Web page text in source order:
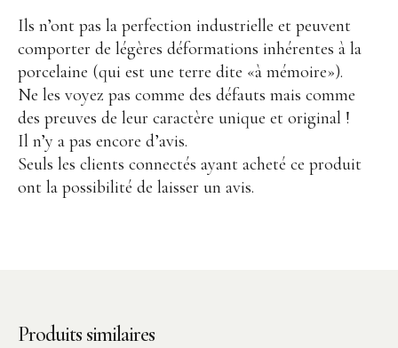
InstagramFacebook
Ils n’ont pas la perfection industrielle et peuvent
comporter de légères déformations inhérentes à la
porcelaine (qui est une terre dite «à mémoire»).
Ne les voyez pas comme des défauts mais comme
des preuves de leur caractère unique et original !
Il n’y a pas encore d’avis.
Seuls les clients connectés ayant acheté ce produit
ont la possibilité de laisser un avis.
Produits similaires